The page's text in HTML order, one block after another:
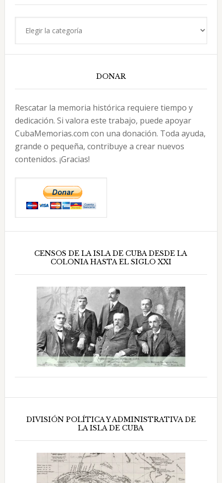
DONAR
Rescatar la memoria histórica requiere tiempo y
dedicación. Si valora este trabajo, puede apoyar
CubaMemorias.com con una donación. Toda ayuda,
grande o pequeña, contribuye a crear nuevos
contenidos. ¡Gracias!
CENSOS DE LA ISLA DE CUBA DESDE LA
COLONIA HASTA EL SIGLO XXI
DIVISIÓN POLÍTICA Y ADMINISTRATIVA DE
LA ISLA DE CUBA